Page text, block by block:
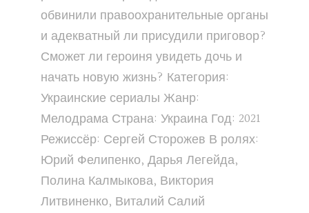
обвинили правоохранительные органы
и адекватный ли присудили приговор?
Сможет ли героиня увидеть дочь и
начать новую жизнь? Категория:
Украинские сериалы Жанр:
Мелодрама Страна: Украина Год: 2021
Режиссёр: Сергей Сторожев В ролях:
Юрий Фелипенко, Дарья Легейда,
Полина Калмыкова, Виктория
Литвиненко, Виталий Салий